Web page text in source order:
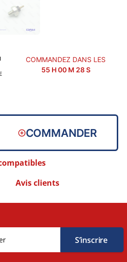
COMMANDEZ DANS LES
55 H00M 28S
COMMANDER
Avis clients